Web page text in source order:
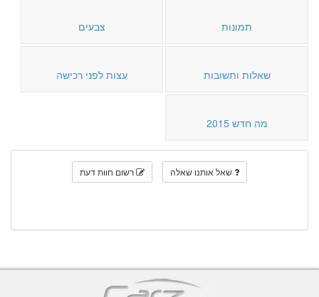
תמונות צבעים
שאלות ותשובות עצות לפני רכישה
מה חדש 2015
שאל אותנו שאלה רשום חוות דעת